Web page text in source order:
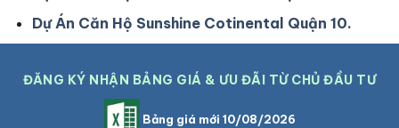
Dự Án Căn Hộ Sunshine Cotinental Quận 10.
ĐĂNG KÝ NHẬN BẢNG GIÁ & ƯU ĐÃI TỪ CHỦ ĐẦU TƯ
Bảng giá mới 10/08/2026